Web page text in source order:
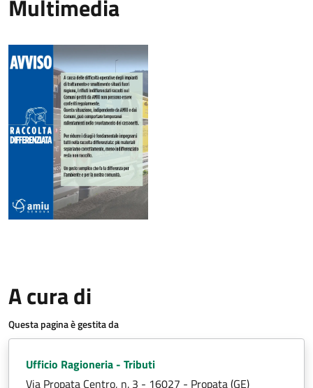
Multimedia
A cura di
Questa pagina è gestita da
Ufficio Ragioneria - Tributi
Via Propata Centro, n. 3 - 16027 - Propata (GE)